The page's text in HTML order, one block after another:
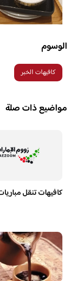
الوسوم
كافيهات الخبر
مواضيع ذات صلة
كافيهات تنقل